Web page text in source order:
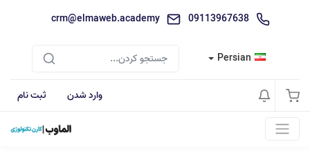
09113967638
crm@elmaweb.academy
Persian
وارد شدن ثبت نام